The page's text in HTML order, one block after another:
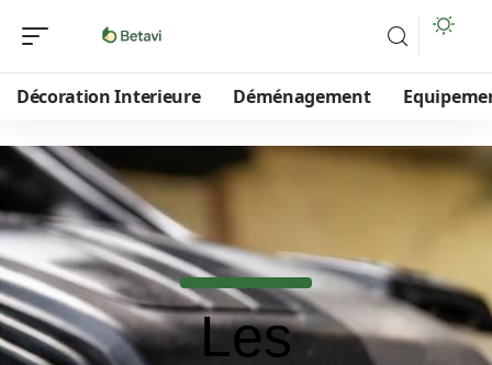
Décoration Interieure Déménagement
Les